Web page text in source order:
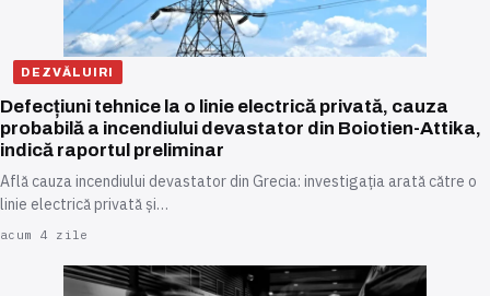
DEZVĂLUIRI
Defecțiuni tehnice la o linie electrică privată, cauza
probabilă a incendiului devastator din Boiotien-Attika,
indică raportul preliminar
Află cauza incendiului devastator din Grecia: investigația arată către o
linie electrică privată și…
acum 4 zile